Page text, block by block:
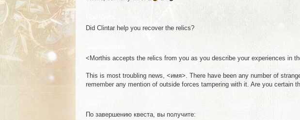
Did Clintar help you recover the relics?
<Morthis accepts the relics from you as you describe your experiences in
This is most troubling news, <имя>. There have been any number of
remember any mention of outside forces tampering with it. Are you certain
По завершению квеста, вы получите: